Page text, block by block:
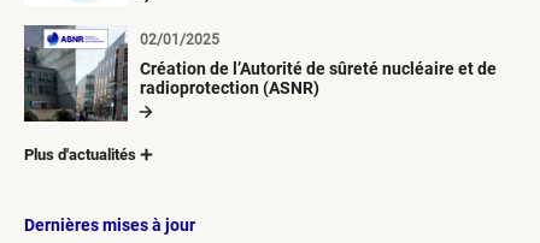
Création de l’Autorité de sûreté nucléaire et de
radioprotection (ASNR)
02/01/2025
Plus d'actualités
Dernières mises à jour